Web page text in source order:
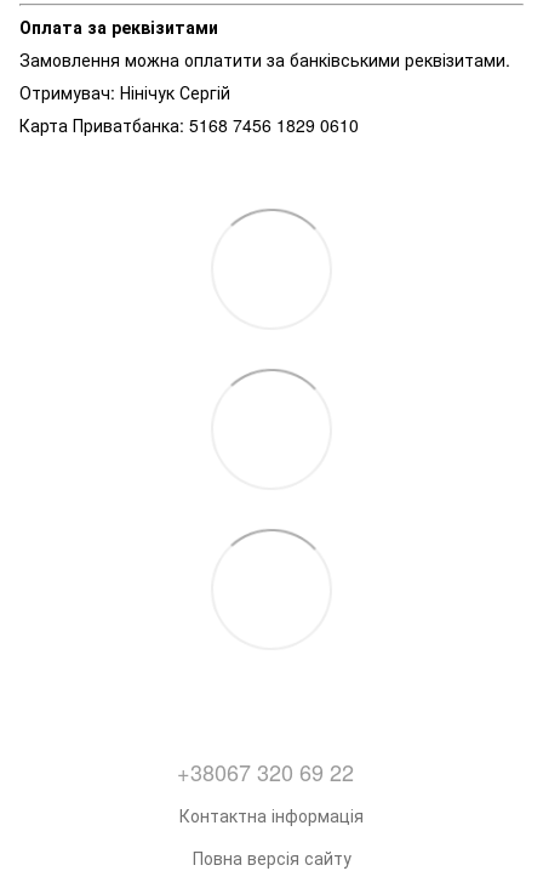
Оплата за реквізитами
Замовлення можна оплатити за банківськими реквізитами.
Отримувач: Нінічук Сергій
Карта Приватбанка: 5168 7456 1829 0610
+38067 320 69 22
Контактна інформація
Повна версія сайту